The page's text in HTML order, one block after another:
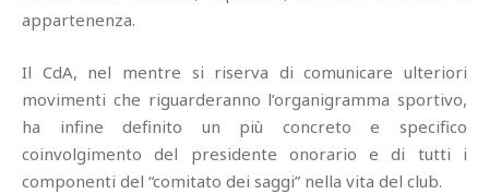
appartenenza.
Il CdA, nel mentre si riserva di comunicare ulteriori
movimenti che riguarderanno l’organigramma sportivo,
ha infine definito un più concreto e specifico
coinvolgimento del presidente onorario e di tutti i
componenti del “comitato dei saggi” nella vita del club.